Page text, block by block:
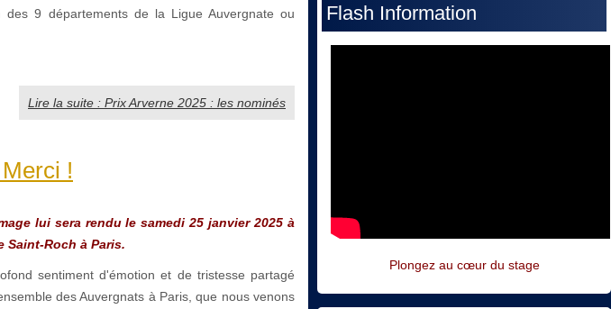
des 9 départements de la Ligue Auvergnate ou
Lire la suite : Prix Arverne 2025 : les nominés
!
lui sera rendu le samedi 25 janvier 2025 à
Saint-Roch à Paris.
sentiment d'émotion et de tristesse partagé
des Auvergnats à Paris, que nous venons
Flash Information
Plongez au cœur du stage